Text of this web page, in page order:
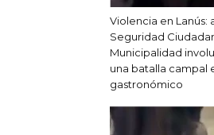
Violencia en Lanús:
Seguridad
Municipalidad
una batalla campal
gastronómico